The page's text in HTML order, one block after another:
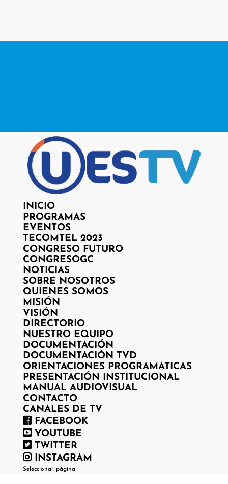
INICIO
PROGRAMAS
EVENTOS
TECOMTEL 2023
CONGRESO FUTURO
CONGRESOGC
NOTICIAS
SOBRE NOSOTROS
QUIENES SOMOS
MISIÓN
VISIÓN
DIRECTORIO
NUESTRO EQUIPO
DOCUMENTACIÓN
DOCUMENTACIÓN TVD
ORIENTACIONES PROGRAMATICAS
PRESENTACIÓN INSTITUCIONAL
MANUAL AUDIOVISUAL
CONTACTO
CANALES DE TV
FACEBOOK
YOUTUBE
TWITTER
INSTAGRAM
Seleccionar página